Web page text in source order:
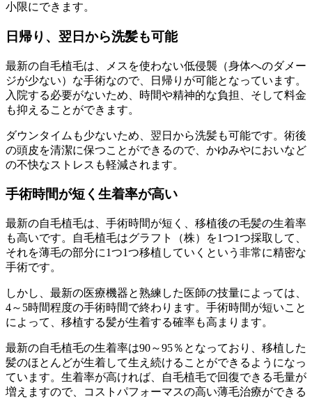
小限にできます。
日帰り、翌日から洗髪も可能
最新の自毛植毛は、メスを使わない低侵襲（身体へのダメー
ジが少ない）な手術なので、日帰りが可能となっています。
入院する必要がないため、時間や精神的な負担、そして料金
も抑えることができます。
ダウンタイムも少ないため、翌日から洗髪も可能です。術後
の頭皮を清潔に保つことができるので、かゆみやにおいなど
の不快なストレスも軽減されます。
手術時間が短く生着率が高い
最新の自毛植毛は、手術時間が短く、移植後の毛髪の生着率
も高いです。自毛植毛はグラフト（株）を1つ1つ採取して、
それを薄毛の部分に1つ1つ移植していくという非常に精密な
手術です。
しかし、最新の医療機器と熟練した医師の技量によっては、
4～5時間程度の手術時間で終わります。手術時間が短いこと
によって、移植する髪が生着する確率も高まります。
最新の自毛植毛の生着率は90～95％となっており、移植した
髪のほとんどが生着して生え続けることができるようになっ
ています。生着率が高ければ、自毛植毛で回復できる毛量が
増えますので、コストパフォーマスの高い薄毛治療ができる